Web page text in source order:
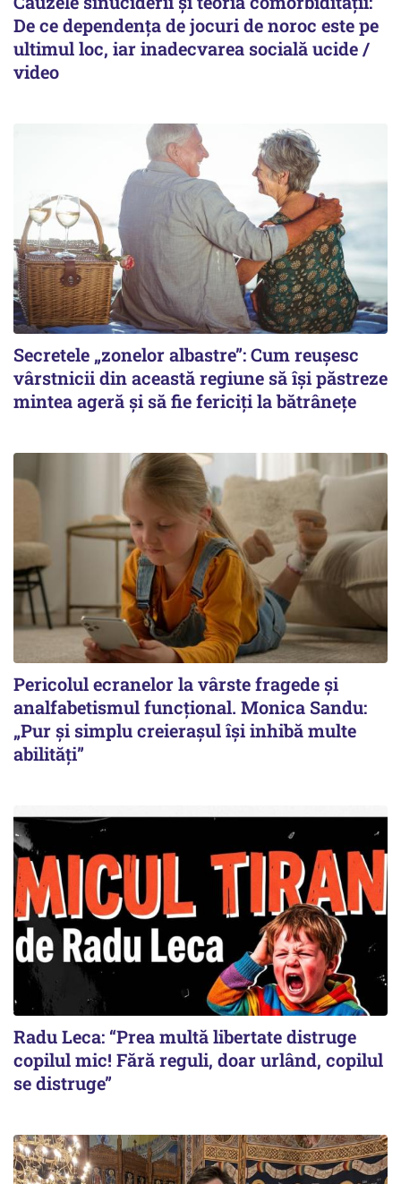
De ce dependența de jocuri de noroc este pe
ultimul loc, iar inadecvarea socială ucide /
video
Secretele „zonelor albastre”: Cum reușesc
vârstnicii din această regiune să își păstreze
mintea ageră și să fie fericiți la bătrânețe
Pericolul ecranelor la vârste fragede și
analfabetismul funcțional. Monica Sandu:
„Pur și simplu creierașul își inhibă multe
abilități”
Radu Leca: “Prea multă libertate distruge
copilul mic! Fără reguli, doar urlând, copilul
se distruge”